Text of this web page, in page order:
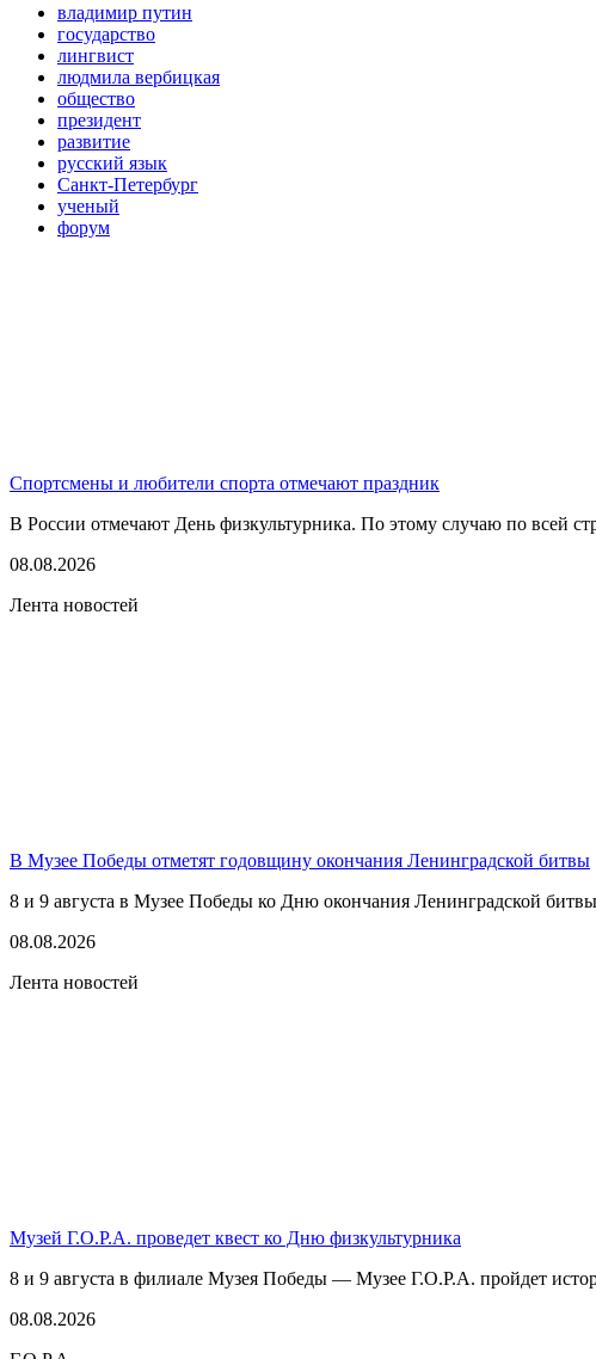
владимир путин
государство
лингвист
людмила вербицкая
общество
президент
развитие
русский язык
Санкт-Петербург
ученый
форум
Спортсмены и любители спорта отмечают праздник
В России отмечают День физкультурника. По этому случаю по всей
08.08.2026
Лента новостей
В Музее Победы отметят годовщину окончания Ленинградской битвы
8 и 9 августа в Музее Победы ко Дню окончания Ленинградской
08.08.2026
Лента новостей
Музей Г.О.Р.А. проведет квест ко Дню физкультурника
8 и 9 августа в филиале Музея Победы — Музее Г.О.Р.А. пройдет
08.08.2026